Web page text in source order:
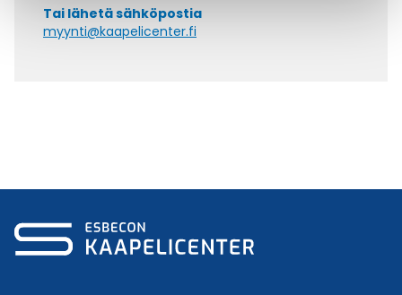
Tai lähetä sähköpostia
myynti@kaapelicenter.fi